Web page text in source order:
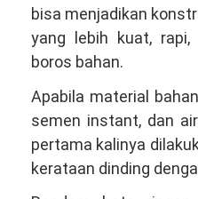
bisa menjadikan
yang lebih kuat,
boros bahan.
Apabila material
semen instant, dan
pertama kalinya
kerataan dinding